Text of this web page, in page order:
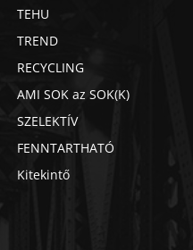
TEHU
TREND
RECYCLING
AMI SOK az SOK(K)
SZELEKTÍV
FENNTARTHATÓ
Kitekintő